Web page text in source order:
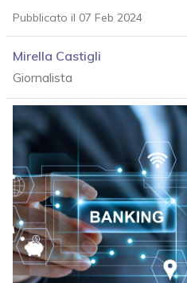
Pubblicato il 07 Feb 2024
Mirella Castigli
Giornalista